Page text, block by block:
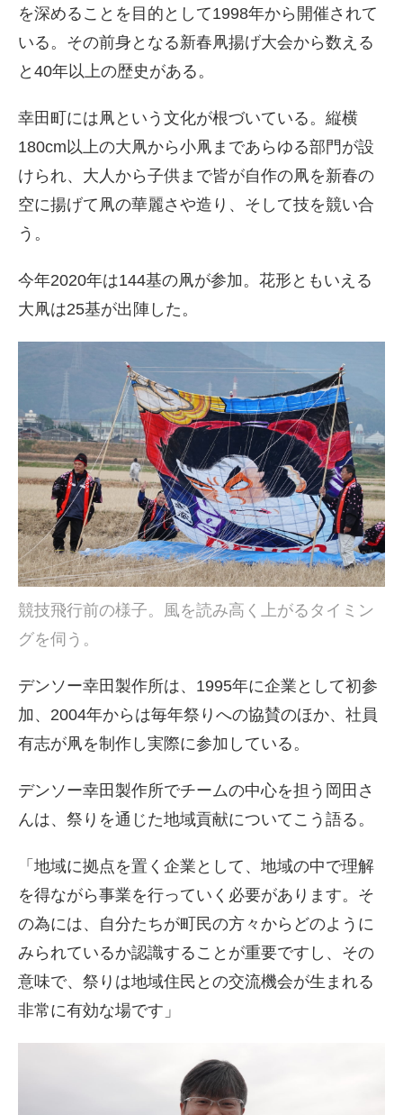
を深めることを目的として1998年から開催されて
いる。その前身となる新春凧揚げ大会から数える
と40年以上の歴史がある。
幸田町には凧という文化が根づいている。縦横
180cm以上の大凧から小凧まであらゆる部門が設
けられ、大人から子供まで皆が自作の凧を新春の
空に揚げて凧の華麗さや造り、そして技を競い合
う。
今年2020年は144基の凧が参加。花形ともいえる
大凧は25基が出陣した。
競技飛行前の様子。風を読み高く上がるタイミン
グを伺う。
デンソー幸田製作所は、1995年に企業として初参
加、2004年からは毎年祭りへの協賛のほか、社員
有志が凧を制作し実際に参加している。
デンソー幸田製作所でチームの中心を担う岡田さ
んは、祭りを通じた地域貢献についてこう語る。
「地域に拠点を置く企業として、地域の中で理解
を得ながら事業を行っていく必要があります。そ
の為には、自分たちが町民の方々からどのように
みられているか認識することが重要ですし、その
意味で、祭りは地域住民との交流機会が生まれる
非常に有効な場です」